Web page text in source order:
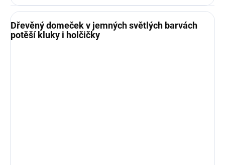
Dřevěný domeček v jemných světlých barvách
potěší kluky i holčičky